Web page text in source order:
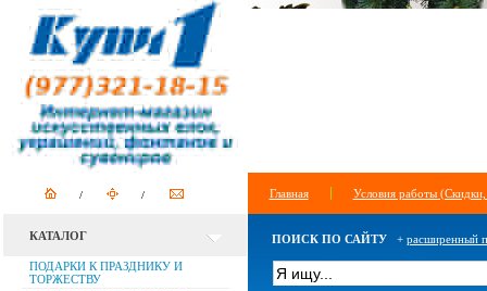
Главная Условия работы
КАТАЛОГ
ПОДАРКИ К ПРАЗДНИКУ И
ТОРЖЕСТВУ
ПОИСК ПО САЙТУ+ расширенный